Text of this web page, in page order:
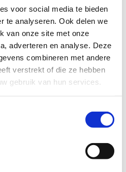
voor social media te bieden
te analyseren. Ook delen we
van onze site met onze
adverteren en analyse. Deze
combineren met andere
verstrekt of die ze hebben
gebruik van hun services.